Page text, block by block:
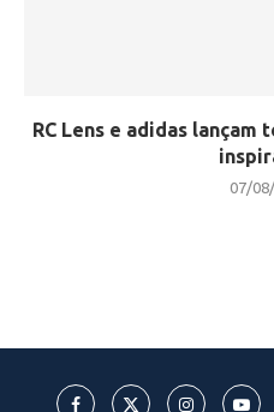
RC Lens e adidas lançam
07/